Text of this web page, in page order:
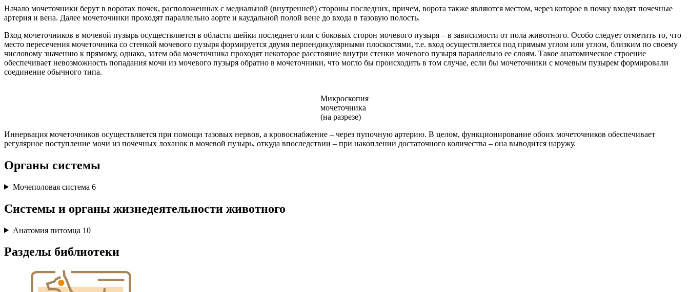
Начало мочеточники берут в воротах почек, расположенных с медиальной (внутренней) стороны последних, причем, ворота также являются местом, через которое в почку входят почечные
артерия и вена. Далее мочеточники проходят параллельно аорте и каудальной полой вене до входа в тазовую полость.
Вход мочеточников в мочевой пузырь осуществляется в области шейки последнего или с боковых сторон мочевого пузыря – в зависимости от пола животного. Особо следует отметить то, что
место пересечения мочеточника со стенкой мочевого пузыря формируется двумя перпендикулярными плоскостями, т.е. вход осуществляется под прямым углом или углом, близким по своему
числовому значению к прямому, однако, затем оба мочеточника проходят некоторое расстояние внутри стенки мочевого пузыря параллельно ее слоям. Такое анатомическое строение
обеспечивает невозможность попадания мочи из мочевого пузыря обратно в мочеточники, что могло бы происходить в том случае, если бы мочеточники с мочевым пузырем формировали
соединение обычного типа.
Микроскопия
мочеточника
(на разрезе)
Иннервация мочеточников осуществляется при помощи тазовых нервов, а кровоснабжение – через пупочную артерию. В целом, функционирование обоих мочеточников обеспечивает
регулярное поступление мочи из почечных лоханок в мочевой пузырь, откуда впоследствии – при накоплении достаточного количества – она выводится наружу.
Органы системы
Мочеполовая система 6
Системы и органы жизнедеятельности животного
Анатомия питомца 10
Разделы библиотеки